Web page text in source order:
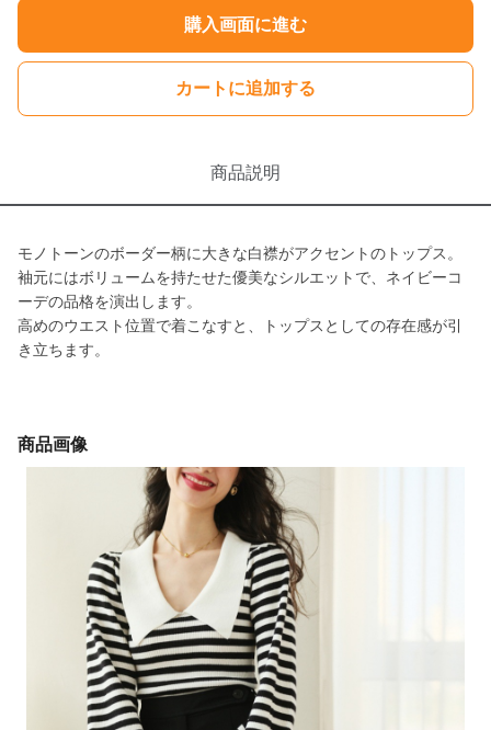
購入画面に進む
カートに追加する
商品説明
モノトーンのボーダー柄に大きな白襟がアクセントのトップス。
袖元にはボリュームを持たせた優美なシルエットで、ネイビーコ
ーデの品格を演出します。
高めのウエスト位置で着こなすと、トップスとしての存在感が引
き立ちます。
商品画像